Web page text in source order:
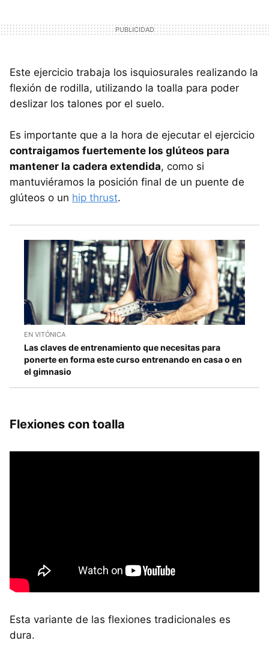
Este ejercicio trabaja los isquiosurales realizando la
flexión de rodilla, utilizando la toalla para poder
deslizar los talones por el suelo.
Es importante que a la hora de ejecutar el ejercicio
contraigamos fuertemente los glúteos para
mantener la cadera extendida, como si
mantuviéramos la posición final de un puente de
glúteos o un hip thrust.
EN VITÓNICA
Las claves de entrenamiento que necesitas para
ponerte en forma este curso entrenando en casa o en
el gimnasio
Flexiones con toalla
Esta variante de las flexiones tradicionales es
dura.